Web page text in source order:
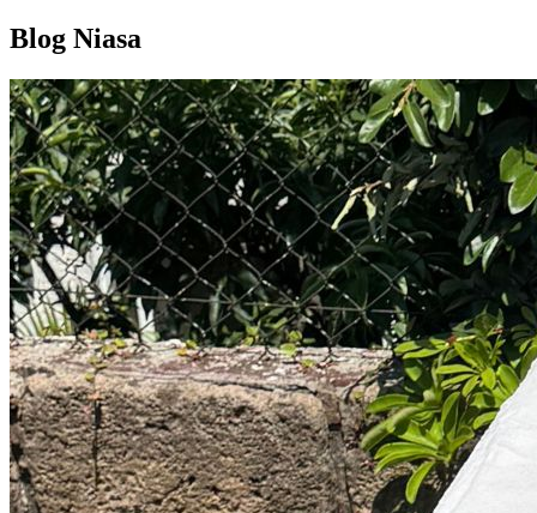
Blog Niasa